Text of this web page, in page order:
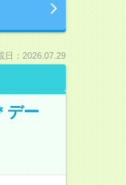
日：2026.07.29
デー